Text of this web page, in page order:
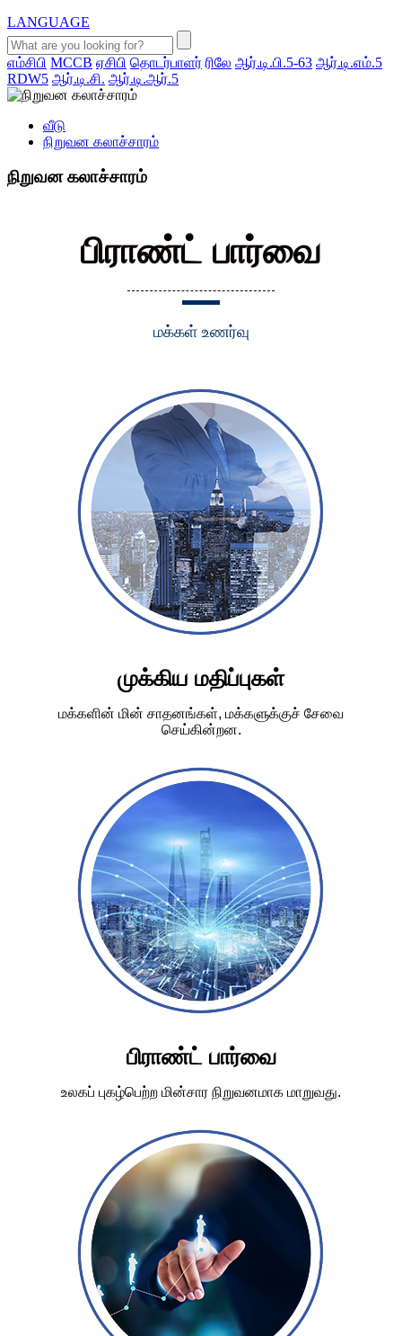
LANGUAGE
எம்சிபி MCCB ஏசிபி தொடர்பாளர் ரிலே ஆர்.டி.பி.5-63 ஆர்.டி.எம்.5
RDW5 ஆர்.டி.சி. ஆர்.டி.ஆர்.5
வீடு
நிறுவன கலாச்சாரம்
நிறுவன கலாச்சாரம்
பிராண்ட் பார்வை
மக்கள் உணர்வு
முக்கிய மதிப்புகள்
மக்களின் மின் சாதனங்கள், மக்களுக்குச் சேவை
செய்கின்றன.
பிராண்ட் பார்வை
உலகப் புகழ்பெற்ற மின்சார நிறுவனமாக மாறுவது.